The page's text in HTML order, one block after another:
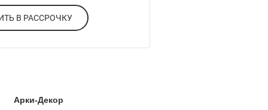
ОФОРМИТЬ В РАССРОЧКУ
Арки-Декор